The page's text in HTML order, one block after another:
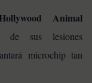
Animal
de sus lesiones
microchip tan